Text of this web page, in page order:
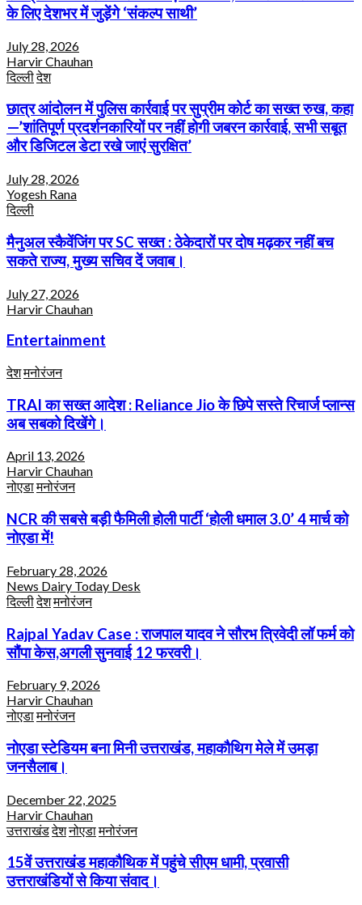
के लिए देशभर में जुड़ेंगे ‘संकल्प साथी’
July 28, 2026
Harvir Chauhan
दिल्लीदेश
छात्र आंदोलन में पुलिस कार्रवाई पर सुप्रीम कोर्ट का सख्त रुख, कहा
—’शांतिपूर्ण प्रदर्शनकारियों पर नहीं होगी जबरन कार्रवाई, सभी सबूत
और डिजिटल डेटा रखे जाएं सुरक्षित’
July 28, 2026
Yogesh Rana
दिल्ली
मैनुअल स्कैवेंजिंग पर SC सख्त : ठेकेदारों पर दोष मढ़कर नहीं बच
सकते राज्य, मुख्य सचिव दें जवाब।
July 27, 2026
Harvir Chauhan
Entertainment
देशमनोरंजन
TRAI का सख्त आदेश : Reliance Jio के छिपे सस्ते रिचार्ज प्लान्स
अब सबको दिखेंगे।
April 13, 2026
Harvir Chauhan
नोएडामनोरंजन
NCR की सबसे बड़ी फैमिली होली पार्टी ‘होली धमाल 3.0’ 4 मार्च को
नोएडा में!
February 28, 2026
News Dairy Today Desk
दिल्लीदेशमनोरंजन
Rajpal Yadav Case : राजपाल यादव ने सौरभ त्रिवेदी लॉ फर्म को
सौंपा केस,अगली सुनवाई 12 फरवरी।
February 9, 2026
Harvir Chauhan
नोएडामनोरंजन
नोएडा स्टेडियम बना मिनी उत्तराखंड, महाकौथिग मेले में उमड़ा
जनसैलाब।
December 22, 2025
Harvir Chauhan
उत्तराखंडदेशनोएडामनोरंजन
15वें उत्तराखंड महाकौथिक में पहुंचे सीएम धामी, प्रवासी
उत्तराखंडियों से किया संवाद।